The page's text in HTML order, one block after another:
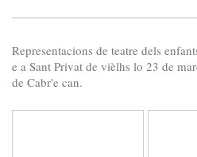
Representacions de teatre dels
e a Sant Privat de vièlhs lo 23 de
de Cabr'e can.